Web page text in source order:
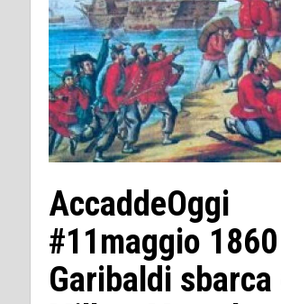
AccaddeOggi
#11maggio
Garibaldi